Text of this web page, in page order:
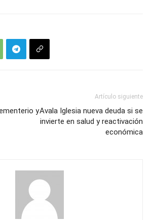
y
Artículo siguiente
Avala Iglesia nueva deuda si se
invierte en salud y reactivación
económica